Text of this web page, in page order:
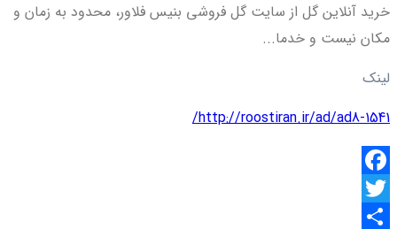
خرید آنلاین گل از سایت گل فروشی بنیس فلاور، محدود به زمان و
مکان نیست و خدما...
لینک
http://roostiran.ir/ad/ad8-1541/
Facebook
Twitter